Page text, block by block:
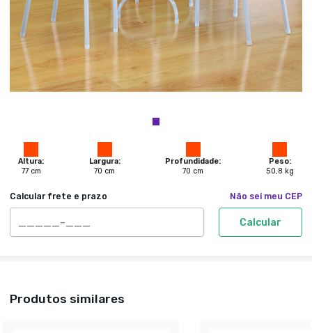
Altura:
77cm
Largura:
70 cm
Profundidade:
70 cm
Peso:
50,8 kg
Calcular frete e prazo Não sei meu CEP
Calcular
Produtos similares